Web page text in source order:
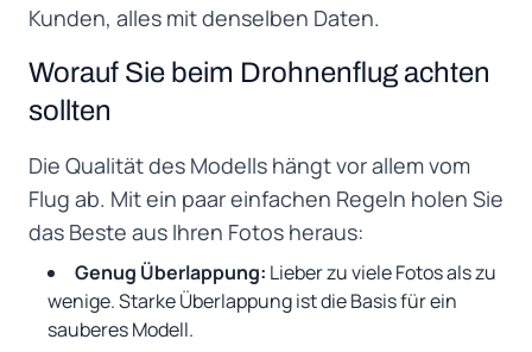
Kunden, alles mit denselben Daten.
Worauf Sie beim Drohnenflug achten
sollten
Die Qualität des Modells hängt vor allem vom
Flug ab. Mit ein paar einfachen Regeln holen Sie
das Beste aus Ihren Fotos heraus:
Genug Überlappung: Lieber zu viele Fotos als zu
wenige. Starke Überlappung ist die Basis für ein
sauberes Modell.